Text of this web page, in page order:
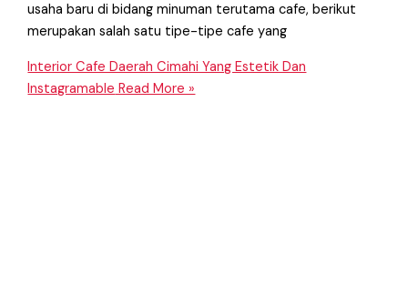
usaha baru di bidang minuman terutama cafe, berikut
merupakan salah satu tipe-tipe cafe yang
Interior Cafe Daerah Cimahi Yang Estetik Dan
Instagramable Read More »